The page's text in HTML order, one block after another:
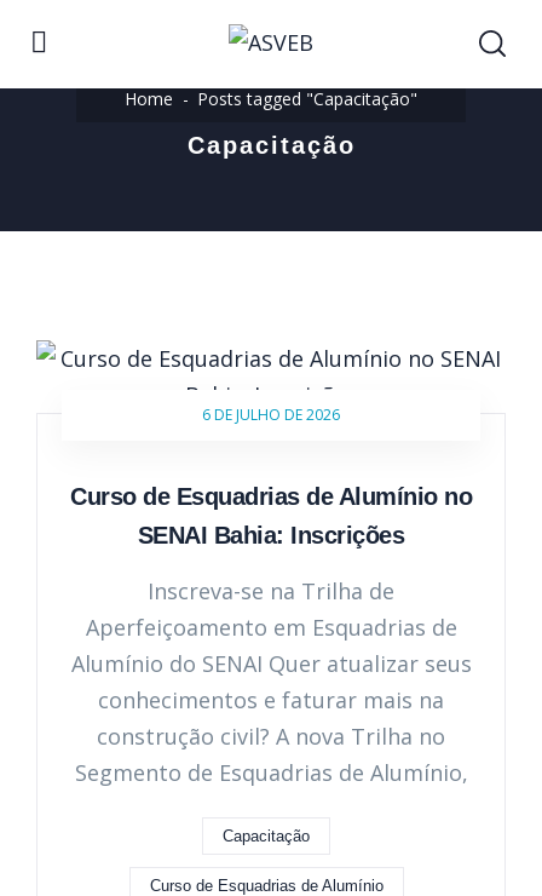
Home Posts tagged "Capacitação"
Capacitação
6 DE JULHO DE 2026
Curso de Esquadrias de Alumínio no
SENAI Bahia: Inscrições
Inscreva-se na Trilha de
Aperfeiçoamento em Esquadrias de
Alumínio do SENAI Quer atualizar seus
conhecimentos e faturar mais na
construção civil? A nova Trilha no
Segmento de Esquadrias de Alumínio,
Capacitação
Curso de Esquadrias de Alumínio